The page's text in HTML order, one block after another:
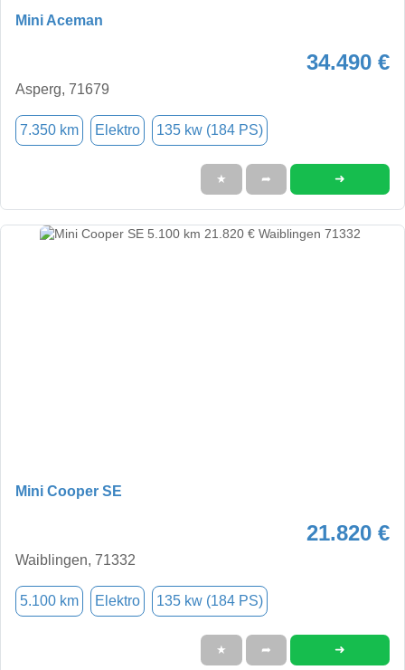
Mini Aceman
34.490 €
Asperg, 71679
7.350 km Elektro 135 kw (184 PS)
★ ➦ ➜
Mini Cooper SE
21.820 €
Waiblingen, 71332
5.100 km Elektro 135 kw (184 PS)
★ ➦ ➜